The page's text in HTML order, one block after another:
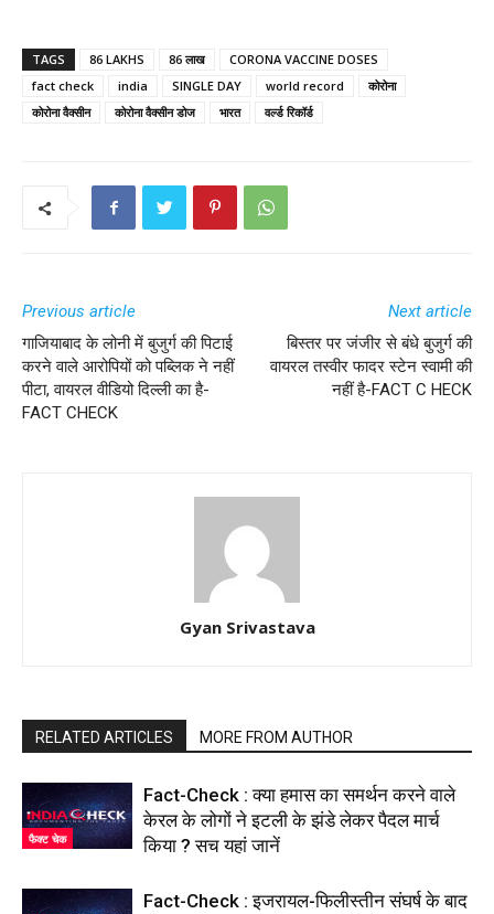
TAGS 86 LAKHS 86 लाख
CORONA VACCINE DOSES
fact check
india SINGLE DAY world record
कोरोना
कोरोना वैक्सीन
कोरोना वैक्सीन डोज भारत वर्ल्ड रिकॉर्ड
Previous article
गाजियाबाद के लोनी में बुजुर्ग की पिटाई
करने वाले आरोपियों को पब्लिक ने नहीं
पीटा, वायरल वीडियो दिल्ली का है-
FACT CHECK
Next article
बिस्तर पर जंजीर से बंधे बुजुर्ग की
वायरल तस्वीर फादर स्टेन स्वामी की
नहीं है-FACT C HECK
Gyan Srivastava
RELATED ARTICLES MORE FROM AUTHOR
फैक्ट चेक
Fact-Check : क्या हमास का समर्थन करने वाले
केरल के लोगों ने इटली के झंडे लेकर पैदल मार्च
किया ? सच यहां जानें
Fact-Check : इजरायल-फिलीस्तीन संघर्ष के बाद